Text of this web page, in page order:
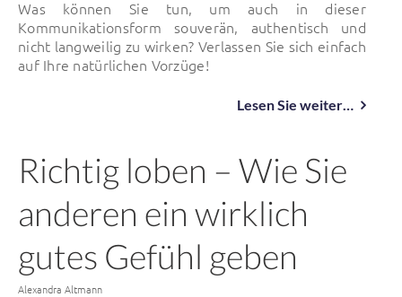
Was können Sie tun, um auch in dieser
Kommunikationsform souverän, authentisch und
nicht langweilig zu wirken? Verlassen Sie sich einfach
auf Ihre natürlichen Vorzüge!
Lesen Sie weiter…
Richtig loben – Wie Sie
anderen ein wirklich
gutes Gefühl geben
Von
Alexandra Altmann